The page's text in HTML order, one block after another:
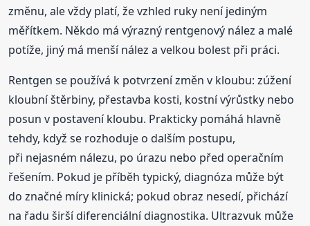
změnu, ale vždy platí, že vzhled ruky není jediným
měřítkem. Někdo má výrazný rentgenový nález a malé
potíže, jiný má menší nález a velkou bolest při práci.
Rentgen se používá k potvrzení změn v kloubu: zúžení
kloubní štěrbiny, přestavba kosti, kostní výrůstky nebo
posun v postavení kloubu. Prakticky pomáhá hlavně
tehdy, když se rozhoduje o dalším postupu,
při nejasném nálezu, po úrazu nebo před operačním
řešením. Pokud je příběh typický, diagnóza může být
do značné míry klinická; pokud obraz nesedí, přichází
na řadu širší diferenciální diagnostika. Ultrazvuk může